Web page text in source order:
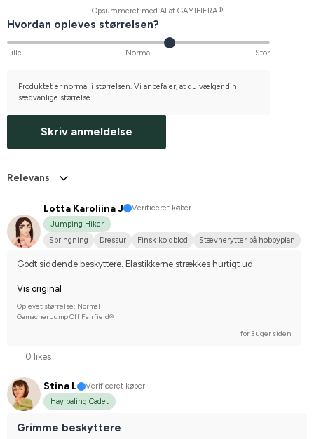
Opsummeret med AI af GAMIFIERA.®
Hvordan opleves størrelsen?
Lille Normal Stor
Produktet er normal i størrelsen. Vi anbefaler, at du vælger din
sædvanlige størrelse.
Skriv anmeldelse
Relevans
Lotta Karoliina J
Verificeret køber
Jumping Hiker
Springning
Dressur Finsk koldblod Stævnerytter på hobbyplan
Godt siddende beskyttere. Elastikkerne strækkes hurtigt ud.
Vis original
Oplevet størrelse: Normal
Gamacher Jump Off Fairfield®
for 3 uger siden
0 likes
Stina L
Verificeret køber
Hay baling Cadet
Grimme beskyttere